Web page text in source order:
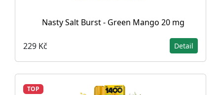
Nasty Salt Burst - Green Mango 20 mg
229 Kč Detail
TOP